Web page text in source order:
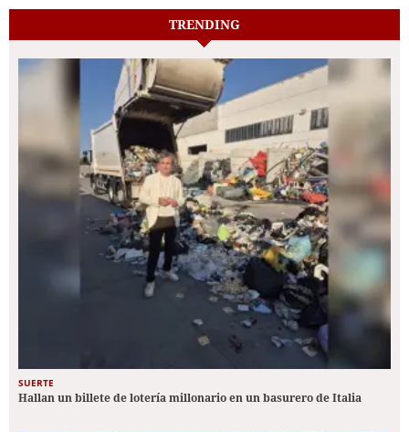
TRENDING
SUERTE
Hallan un billete de lotería millonario en un basurero de Italia